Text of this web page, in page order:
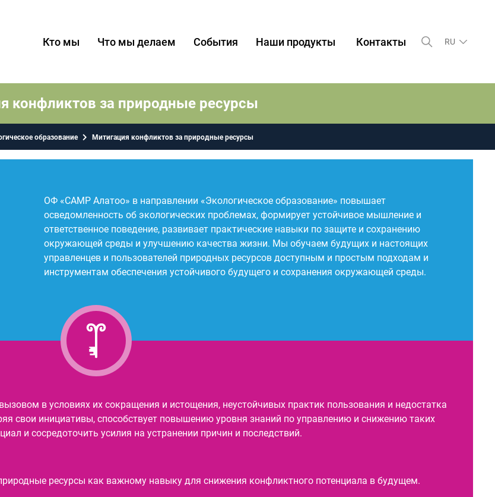
Кто мы Что мы делаем События Наши продукты Контакты RU
конфликтов за природные ресурсы
образование Митигация конфликтов за природные ресурсы
ОФ «СAMP Алатоо» в направлении «Экологическое образование» повышает
осведомленность об экологических проблемах, формирует устойчивое мышление и
ответственное поведение, развивает практические навыки по защите и сохранению
окружающей среды и улучшению качества жизни. Мы обучаем будущих и настоящих
управленцев и пользователей природных ресурсов доступным и простым подходам и
инструментам обеспечения устойчивого будущего и сохранения окружающей среды.
в условиях их сокращения и истощения, неустойчивых практик пользования и недостатка
свои инициативы, способствует повышению уровня знаний по управлению и снижению таких
и сосредоточить усилия на устранении причин и последствий.
ресурсы как важному навыку для снижения конфликтного потенциала в будущем.